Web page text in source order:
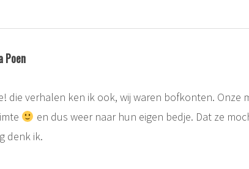
Poen
die verhalen ken ik ook, wij waren bofkonten. Onze
en dus weer naar hun eigen bedje. Dat ze
denk ik.